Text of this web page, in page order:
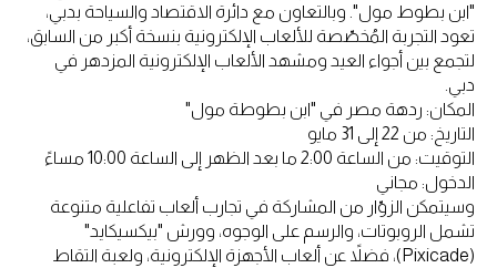
"ابن بطوط مول". وبالتعاون مع دائرة الاقتصاد والسياحة بدبي،
تعود التجربة المُخصّصة للألعاب الإلكترونية بنسخة أكبر من السابق،
لتجمع بين أجواء العيد ومشهد الألعاب الإلكترونية المزدهر في
دبي.
المكان: ردهة مصر في "ابن بطوطة مول"
التاريخ: من 22 إلى 31 مايو
التوقيت: من الساعة 2:00 ما بعد الظهر إلى الساعة 10:00 مساءً
الدخول: مجاني
وسيتمكن الزوّار من المشاركة في تجارب ألعاب تفاعلية متنوعة
تشمل الروبوتات، والرسم على الوجوه، وورش "بيكسيكايد"
(Pixicade)، فضلاً عن ألعاب الأجهزة الإلكترونية، ولعبة التقاط